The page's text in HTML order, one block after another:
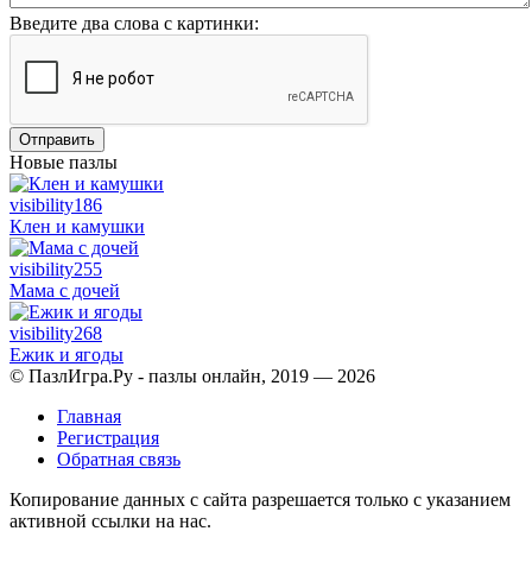
Введите два слова с картинки:
Отправить
Новые пазлы
visibility186
Клен и камушки
visibility255
Мама с дочей
visibility268
Ежик и ягоды
© ПазлИгра.Ру - пазлы онлайн, 2019 — 2026
Главная
Регистрация
Обратная связь
Копирование данных с сайта разрешается только с указанием
активной ссылки на нас.